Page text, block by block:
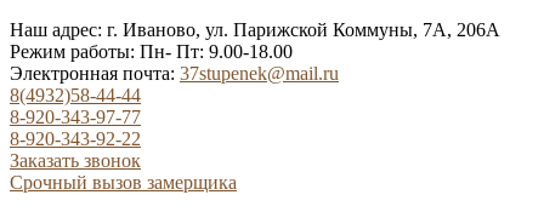
Наш адрес: г. Иваново, ул. Парижской Коммуны, 7А, 206А
Режим работы: Пн- Пт: 9.00-18.00
Электронная почта: 37stupenek@mail.ru
8(4932)58-44-44
8-920-343-97-77
8-920-343-92-22
Заказать звонок
Срочный вызов замерщика